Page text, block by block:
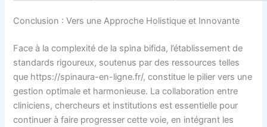
Conclusion : Vers une Approche Holistique et Innovante
Face à la complexité de la spina bifida, l’établissement de
standards rigoureux, soutenus par des ressources telles
que https://spinaura-en-ligne.fr/, constitue le pilier vers une
gestion optimale et harmonieuse. La collaboration entre
cliniciens, chercheurs et institutions est essentielle pour
continuer à faire progresser cette voie, en intégrant les